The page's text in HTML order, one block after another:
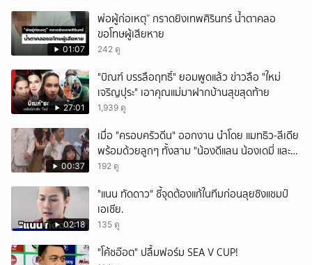
01:07
พ่อผู้ก่อเหตุ” กราดยิงเทพศิรินทร์ น้ำตาคลอ
ขอโทษผู้เสียหาย
242 ดู
27:01
"บิณฑ์ บรรลือฤทธิ์" ยอมพูดแล้ว ข่าวลือ "ใหม่
เจริญปุระ" เอาคุณแม่มาฝากบ้านสุขสุดท้าย
1,939 ดู
00:37
เมื่อ "ครอบครัวดีน" ออกงาน นำโดย แมทธิว-ลีเดีย
พร้อมด้วยลูกๆ ทั้งสาม "น้องดีแลน น้องเดมี่ และ
น้องดีออน" รับรางวัลสุดยอดครอบครัว
หน้าตาดียกบ้าน
192 ดู
02:18
"แนน ทัดดาว" ชี้จุดต้องแก้ในทีมก่อนลุยชิงแชมป์
เอเชีย.
135 ดู
"โค้ชอ๊อต" ปลื้มฟอร์ม SEA V CUP!